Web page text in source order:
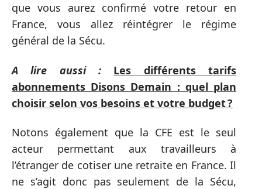
que vous aurez confirmé votre retour en
France, vous allez réintégrer le régime
général de la Sécu.
A lire aussi :
Les différents tarifs
abonnements Disons Demain : quel plan
choisir selon vos besoins et votre budget ?
Notons également que la CFE est le seul
acteur permettant aux travailleurs à
l’étranger de cotiser une retraite en France. Il
ne s’agit donc pas seulement de la Sécu,